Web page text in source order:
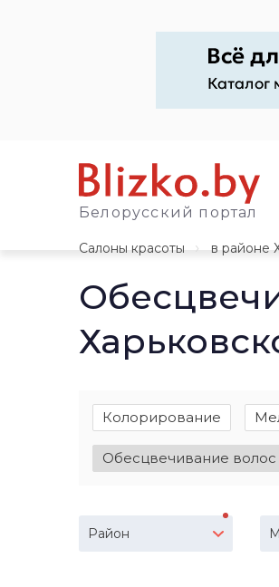
Белорусский портал
Салоны красоты
в районе
Колорирование
Обесцвечивание волос
Район